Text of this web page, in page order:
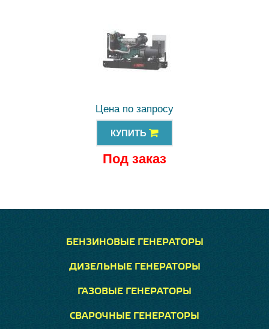
Цена по запросу
КУПИТЬ
Под заказ
БЕНЗИНОВЫЕ ГЕНЕРАТОРЫ
ДИЗЕЛЬНЫЕ ГЕНЕРАТОРЫ
ГАЗОВЫЕ ГЕНЕРАТОРЫ
СВАРОЧНЫЕ ГЕНЕРАТОРЫ